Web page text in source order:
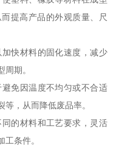
提高产品的外观质量、尺
快材料的固化速度，减少
期。
免因温度不均匀或不合适
，从而降低废品率。
的材料和工艺要求，灵活
条件。